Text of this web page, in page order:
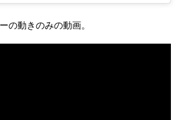
の動きのみの動画。